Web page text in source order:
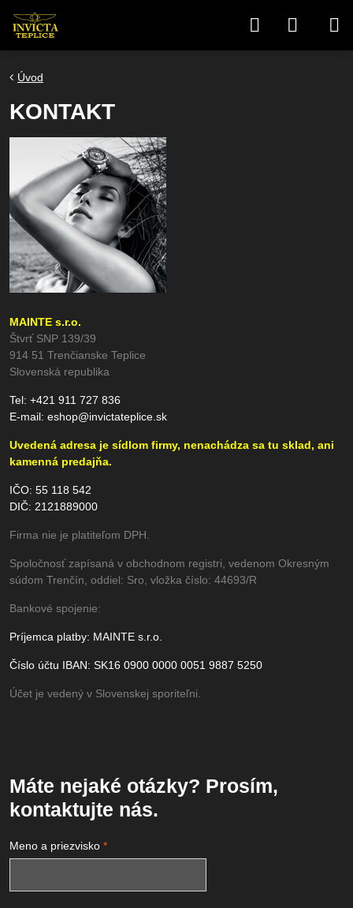
Úvod
KONTAKT
MAINTE s.r.o.
Štvrť SNP 139/39
914 51 Trenčianske Teplice
Slovenská republika
Tel: +421 911 727 836
E-mail: eshop@invictateplice.sk
Uvedená adresa je sídlom firmy, nenachádza sa tu sklad, ani
kamenná predajňa.
IČO: 55 118 542
DIČ: 2121889000
Firma nie je platiteľom DPH.
Spoločnosť zapísaná v obchodnom registri, vedenom Okresným
súdom Trenčín, oddiel: Sro, vložka číslo: 44693/R
Bankové spojenie:
Príjemca platby: MAINTE s.r.o.
Číslo účtu IBAN: SK16 0900 0000 0051 9887 5250
Účet je vedený v Slovenskej sporiteľni.
Máte nejaké otázky? Prosím,
kontaktujte nás.
Meno a priezvisko *